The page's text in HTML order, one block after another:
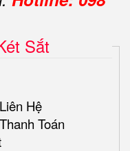
Sắt
Hệ
Toán